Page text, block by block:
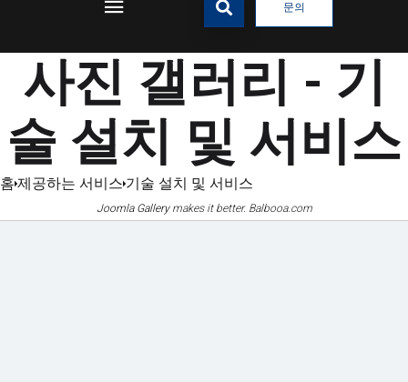
문의
사진 갤러리 - 기
술 설치 및 서비스
홈 제공하는 서비스 기술 설치 및 서비스
Joomla Gallerymakes it better. Balbooa.com